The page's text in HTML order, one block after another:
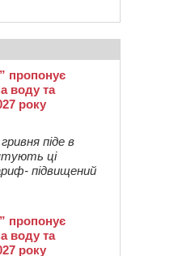
пропонує
воду та
року
піде в
ці
підвищений
пропонує
воду та
року